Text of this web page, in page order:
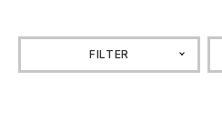
FILTER